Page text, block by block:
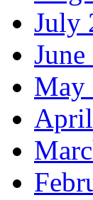
July
May